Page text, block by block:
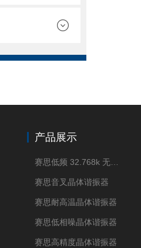
产品展示
赛思音叉晶体谐振器
赛思耐高温晶体谐振器
赛思低相噪晶体谐振器
赛思高精度晶体谐振器